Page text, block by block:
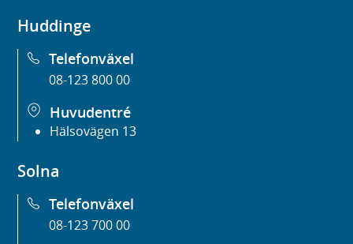
Huddinge
Telefonväxel
08-123 800 00
Huvudentré
Hälsovägen 13
Solna
Telefonväxel
08-123 700 00